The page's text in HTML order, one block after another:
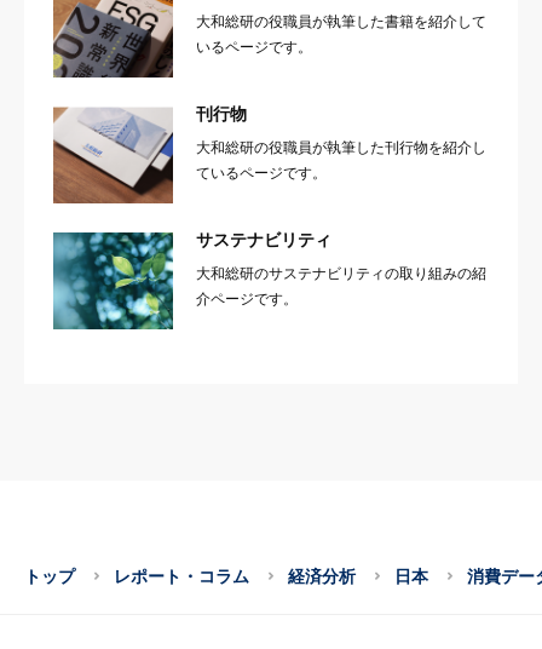
大和総研の役職員が執筆した書籍を紹介して
いるページです。
刊行物
大和総研の役職員が執筆した刊行物を紹介し
ているページです。
サステナビリティ
大和総研のサステナビリティの取り組みの紹
介ページです。
トップ レポート・コラム 経済分析 日本 消費デー